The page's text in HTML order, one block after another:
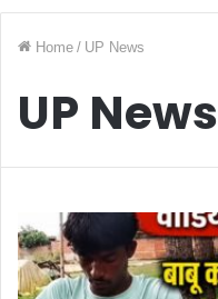
Home / UP News
UP News